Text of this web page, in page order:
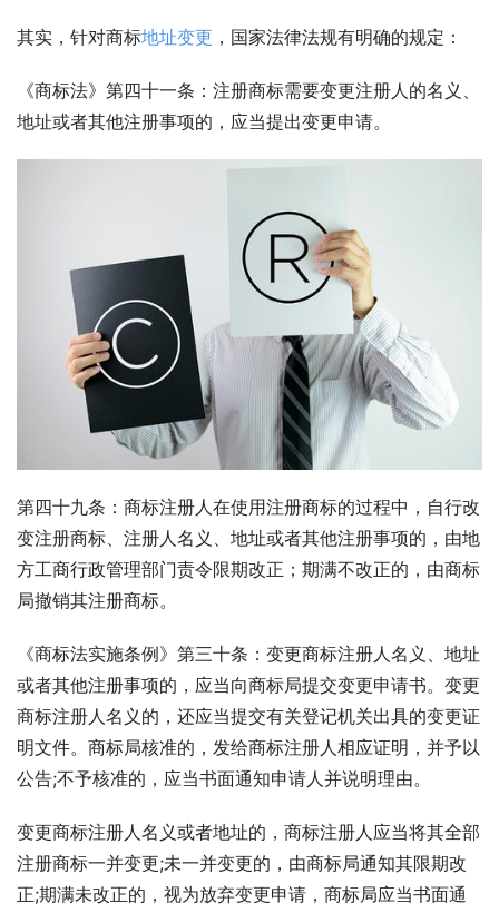
其实，针对商标地址变更 ，国家法律法规有明确的规定：
《商标法》第四十一条：注册商标需要变更注册人的名义、
地址或者其他注册事项的，应当提出变更申请。
第四十九条：商标注册人在使用注册商标的过程中，自行改
变注册商标、注册人名义、地址或者其他注册事项的，由地
方工商行政管理部门责令限期改正；期满不改正的，由商标
局撤销其注册商标。
《商标法实施条例》第三十条：变更商标注册人名义、地址
或者其他注册事项的，应当向商标局提交变更申请书。变更
商标注册人名义的，还应当提交有关登记机关出具的变更证
明文件。商标局核准的，发给商标注册人相应证明，并予以
公告;不予核准的，应当书面通知申请人并说明理由。
变更商标注册人名义或者地址的，商标注册人应当将其全部
注册商标一并变更;未一并变更的，由商标局通知其限期改
正;期满未改正的，视为放弃变更申请，商标局应当书面通